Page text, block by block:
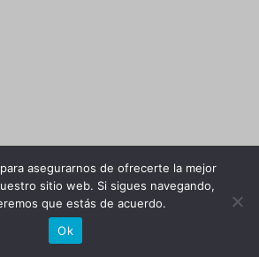
asegurarnos de ofrecerte la mejor
sitio web. Si sigues navegando,
que estás de acuerdo.
Ok